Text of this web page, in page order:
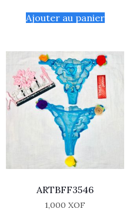
Ajouter au panier
ARTBFF3546
1,000 XOF